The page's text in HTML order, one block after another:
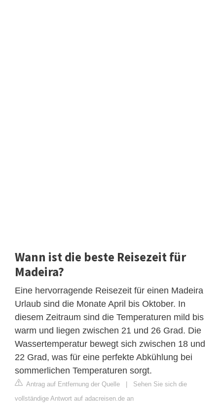
Wann ist die beste Reisezeit für
Madeira?
Eine hervorragende Reisezeit für einen Madeira
Urlaub sind die Monate April bis Oktober. In
diesem Zeitraum sind die Temperaturen mild bis
warm und liegen zwischen 21 und 26 Grad. Die
Wassertemperatur bewegt sich zwischen 18 und
22 Grad, was für eine perfekte Abkühlung bei
sommerlichen Temperaturen sorgt.
Antrag auf Entfernung der Quelle | Sehen Sie sich die
vollständige Antwort auf adacreisen.de an